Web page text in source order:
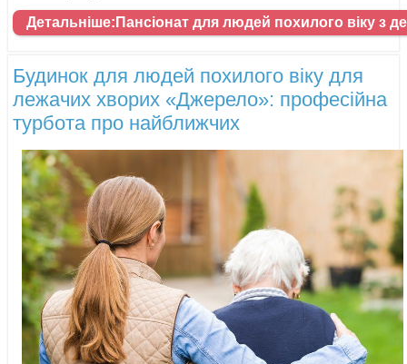
Детальніше:Пансіонат для людей похилого віку з
Будинок для людей похилого віку для
лежачих хворих «Джерело»: професійна
турбота про найближчих